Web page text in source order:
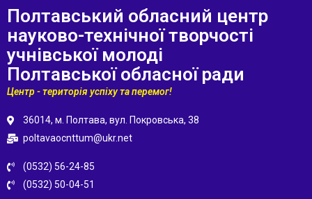
Полтавський обласний центр
науково-технічної творчості
учнівської молоді
Полтавської обласної ради
Центр - територія успіху та перемог!
36014, м. Полтава, вул. Покровська, 38
poltavaocnttum@ukr.net
(0532) 56-24-85
(0532) 50-04-51